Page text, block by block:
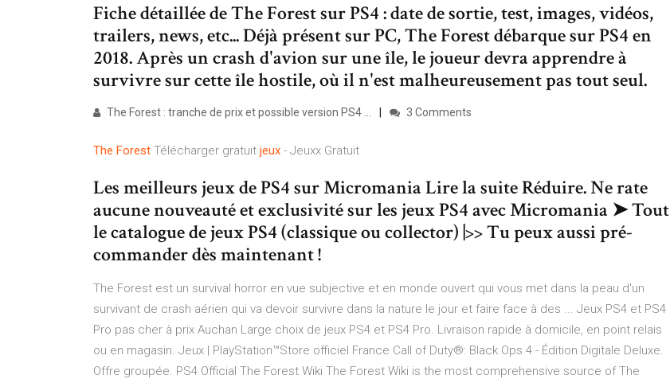
Fiche détaillée de The Forest sur PS4 : date de sortie, test, images, vidéos,
trailers, news, etc... Déjà présent sur PC, The Forest débarque sur PS4 en
2018. Après un crash d'avion sur une île, le joueur devra apprendre à
survivre sur cette île hostile, où il n'est malheureusement pas tout seul.
The Forest : tranche de prix et possible version PS4 ... 3 Comments
The Forest Télécharger gratuit jeux - Jeuxx Gratuit
Les meilleurs jeux de PS4 sur Micromania Lire la suite Réduire. Ne rate
aucune nouveauté et exclusivité sur les jeux PS4 avec Micromania ➤ Tout
le catalogue de jeux PS4 (classique ou collector) |>> Tu peux aussi pré-
commander dès maintenant !
The Forest est un survival horror en vue subjective et en monde ouvert qui vous met dans la peau d'un
survivant de crash aérien qui va devoir survivre dans la nature le jour et faire face à des ... Jeux PS4 et PS4
Pro pas cher à prix Auchan Large choix de jeux PS4 et PS4 Pro. Livraison rapide à domicile, en point relais
ou en magasin. Jeux | PlayStation™Store officiel France Call of Duty®: Black Ops 4 - Édition Digitale Deluxe.
Offre groupée. PS4 Official The Forest Wiki The Forest Wiki is the most comprehensive source of The